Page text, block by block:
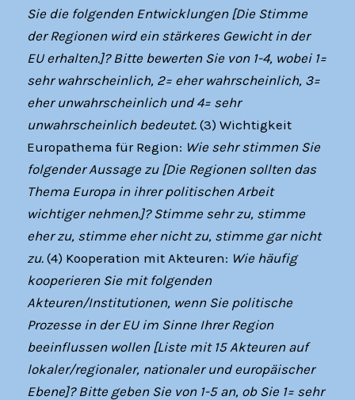
Sie die folgenden Entwicklungen [Die Stimme
der Regionen wird ein stärkeres Gewicht in der
EU erhalten.]? Bitte bewerten Sie von 1-4, wobei 1=
sehr wahrscheinlich, 2= eher wahrscheinlich, 3=
eher unwahrscheinlich und 4= sehr
unwahrscheinlich bedeutet.(3) Wichtigkeit
Europathema für Region: Wie sehr stimmen Sie
folgender Aussage zu [Die Regionen sollten das
Thema Europa in ihrer politischen Arbeit
wichtiger nehmen.]? Stimme sehr zu, stimme
eher zu, stimme eher nicht zu, stimme gar nicht
zu.(4) Kooperation mit Akteuren: Wie häufig
kooperieren Sie mit folgenden
Akteuren/Institutionen, wenn Sie politische
Prozesse in der EU im Sinne Ihrer Region
beeinflussen wollen [Liste mit 15 Akteuren auf
lokaler/regionaler, nationaler und europäischer
Ebene]? Bitte geben Sie von 1-5 an, ob Sie 1= sehr